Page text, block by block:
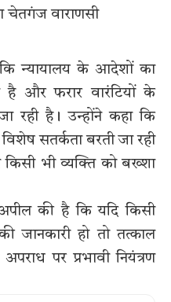
चेतगंज वाराणसी
कि न्यायालय के आदेशों का
है और फरार वारंटियों के
रही है। उन्होंने कहा कि
सतर्कता बरती जा रही
भी व्यक्ति को बख्शा
की है कि यदि किसी
जानकारी हो तो तत्काल
पर प्रभावी नियंत्रण